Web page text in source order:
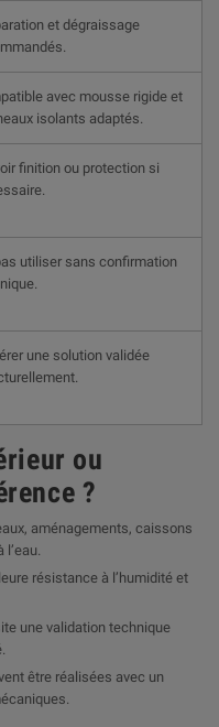
et dégraissage
avec mousse rigide et
isolants adaptés.
finition ou protection si
utiliser sans confirmation
une solution validée
ou
?
aménagements, caissons
résistance à l’humidité et
une validation technique
être réalisées avec un